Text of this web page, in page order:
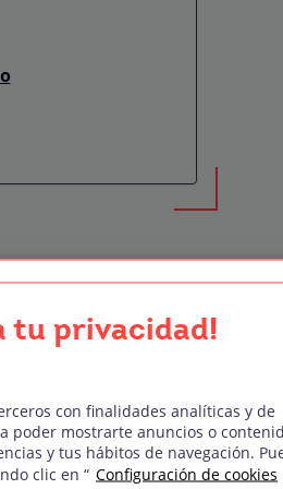
de forma sutil a
pura de la forma y un
sin el uso del
que carece de
tu privacidad!
con finalidades analíticas y de
poder mostrarte anuncios o
y tus hábitos de navegación.
clic en “ Configuración de cookies